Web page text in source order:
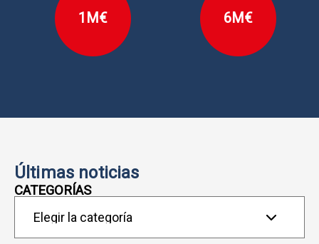
1M€ 6M€
Últimas noticias
CATEGORÍAS
Categorías